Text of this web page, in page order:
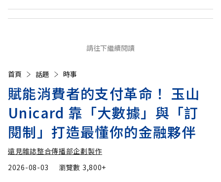
請往下繼續閱讀
首頁 話題 時事
賦能消費者的支付革命！ 玉山
Unicard 靠「大數據」與「訂
閱制」打造最懂你的金融夥伴
遠見雜誌整合傳播部企劃製作
2026-08-03
瀏覽數 3,800+